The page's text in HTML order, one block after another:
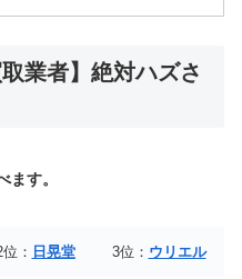
業者】絶対ハズさ
す。
位： 日晃堂 3位： ウリエル